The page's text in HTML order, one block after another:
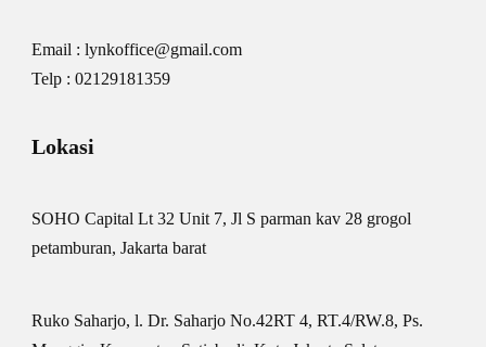
Email : lynkoffice@gmail.com
Telp : 02129181359
Lokasi
SOHO Capital Lt 32 Unit 7, Jl S parman kav 28 grogol
petamburan, Jakarta barat
Ruko Saharjo, l. Dr. Saharjo No.42RT 4, RT.4/RW.8, Ps.